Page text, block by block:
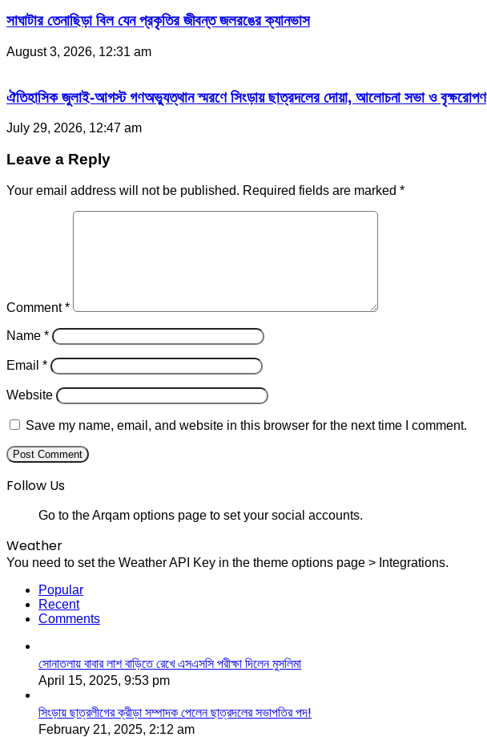
সাঘাটার তেনাছিড়া বিল যেন প্রকৃতির জীবন্ত জলরঙের ক্যানভাস
August 3, 2026, 12:31 am
ঐতিহাসিক জুলাই-আগস্ট গণঅভ্যুত্থান স্মরণে সিংড়ায় ছাত্রদলের দোয়া, আলোচনা সভা ও বৃক্ষরোপণ
July 29, 2026, 12:47 am
Leave a Reply
Your email address will not be published. Required fields are marked *
Comment*
Name *
Email *
Website
Save my name, email, and website in this browser for the next time I comment.
Follow Us
Go to the Arqam options page to set your social accounts.
Weather
You need to set the Weather API Key in the theme options page > Integrations.
Popular
Recent
Comments
সোনাতলায় বাবার লাশ বাড়িতে রেখে এসএসসি পরীক্ষা দিলেন মুসলিমা
April 15, 2025, 9:53 pm
সিংড়ায় ছাত্রলীগের ক্রীড়া সম্পাদক পেলেন ছাত্রদলের সভাপতির পদ!
February 21, 2025, 2:12 am